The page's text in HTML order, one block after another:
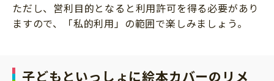
ただし、営利目的となると利用許可を得る必要があり
ますので、「私的利用」の範囲で楽しみましょう。
子どもといっしょに絵本カバーのリメ